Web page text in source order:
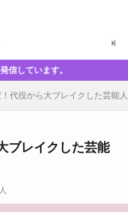
います。
代役から大ブレイクした芸能
ブレイクした芸能